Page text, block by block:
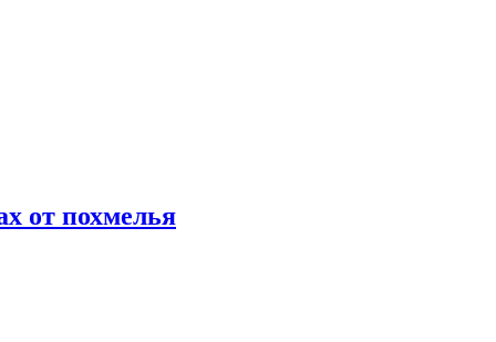
от похмелья